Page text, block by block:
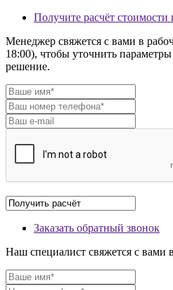
Получите расчёт
Менеджер свяжется с вами в
18:00), чтобы уточнить
решение.
Заказать обратный звонок
Наш специалист свяжется с вами